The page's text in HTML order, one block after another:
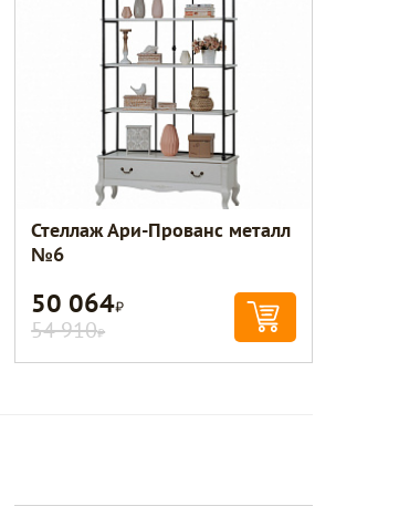
Стеллаж Ари-Прованс металл
№6
50 064Р
54 910Р